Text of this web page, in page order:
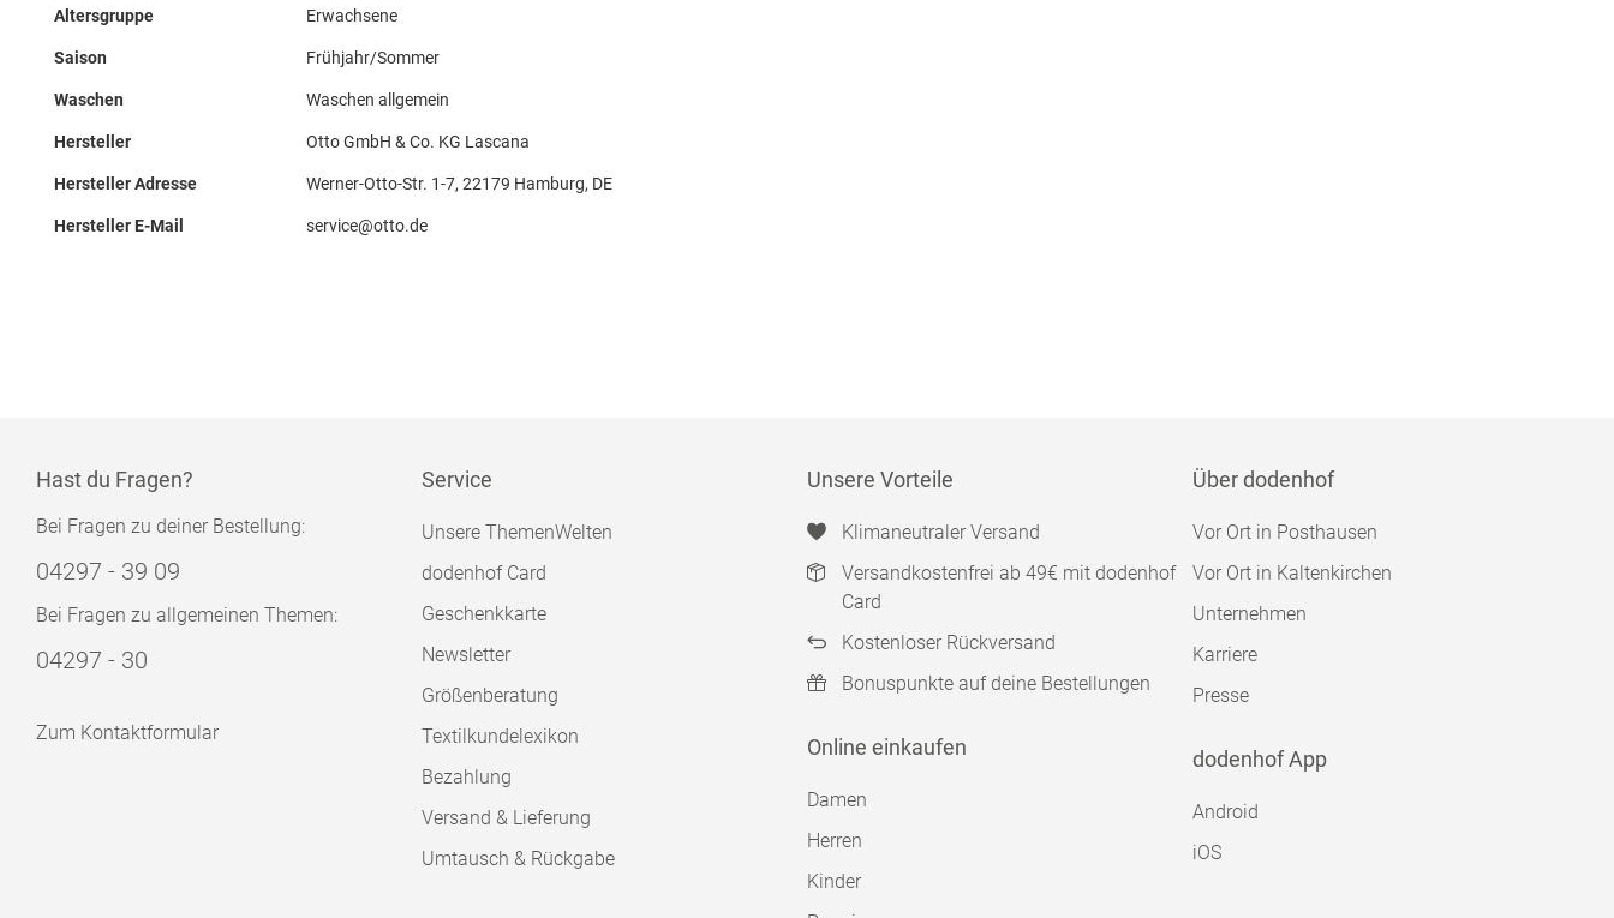
Altersgruppe Erwachsene
Saison Frühjahr/Sommer
Waschen Waschen allgemein
Hersteller Otto GmbH & Co. KG Lascana
Hersteller Adresse Werner-Otto-Str. 1-7, 22179 Hamburg, DE
Hersteller E-Mail service@otto.de
Hast du Fragen?
Bei Fragen zu deiner Bestellung:
04297 - 39 09
Bei Fragen zu allgemeinen Themen:
04297 - 30
Zum Kontaktformular
Service
Unsere ThemenWelten
dodenhof Card
Geschenkkarte
Newsletter
Größenberatung
Textilkundelexikon
Bezahlung
Versand & Lieferung
Umtausch & Rückgabe
Unsere Vorteile
Klimaneutraler Versand
Versandkostenfrei ab 49€ mit dodenhof
Card
Kostenloser Rückversand
Bonuspunkte auf deine Bestellungen
Online einkaufen
Damen
Herren
Kinder
Über dodenhof
Vor Ort in Posthausen
Vor Ort in Kaltenkirchen
Unternehmen
Karriere
Presse
dodenhof App
Android
iOS